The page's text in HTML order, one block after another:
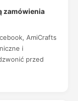
zamówienia
AmiCrafts
i
przed